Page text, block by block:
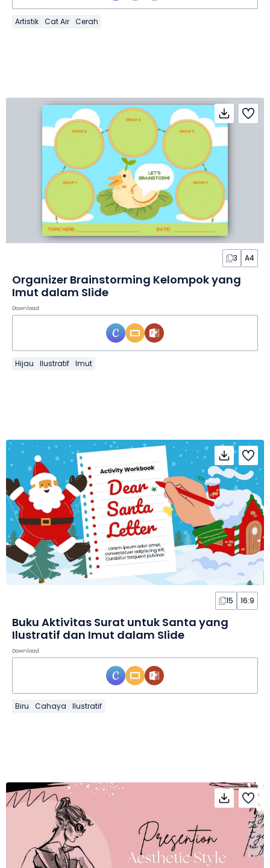
Artistik Cat Air Cerah
3 A4
Organizer Brainstorming Kelompok yang
Imut dalam Slide
Download
Hijau Ilustratif Imut
15 16:9
Buku Aktivitas Surat untuk Santa yang
Ilustratif dan Imut dalam Slide
Download
Biru Cahaya Ilustratif